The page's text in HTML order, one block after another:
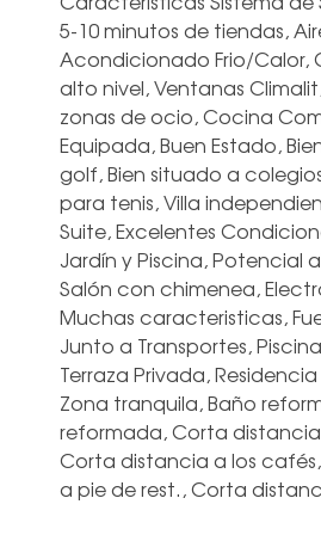
5-10 minutos de tiendas,
Acondicionado Frio/Calor,
alto nivel, Ventanas
zonas de ocio, Cocina
Equipada, Buen Estado,
golf, Bien situado a
para tenis, Villa
Suite, Excelentes
Jardín y Piscina, Potencial
Salón con chimenea,
Muchas caracteristicas,
Junto a Transportes,
Terraza Privada,
‌Zona ‌tranquila, ‌Baño
reformada, ‌Corta
‌Corta ‌distancia a ‌los
a pie ‌de ‌rest., ‌Corta